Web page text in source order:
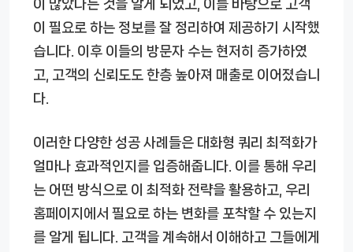
이 많았다는 것을 알게 되었고, 이를 바탕으로 고객
이 필요로 하는 정보를 잘 정리하여 제공하기 시작했
습니다. 이후 이들의 방문자 수는 현저히 증가하였
고, 고객의 신뢰도도 한층 높아져 매출로 이어졌습니
다.
이러한 다양한 성공 사례들은 대화형 쿼리 최적화가
얼마나 효과적인지를 입증해줍니다. 이를 통해 우리
는 어떤 방식으로 이 최적화 전략을 활용하고, 우리
홈페이지에서 필요로 하는 변화를 포착할 수 있는지
를 알게 됩니다. 고객을 계속해서 이해하고 그들에게